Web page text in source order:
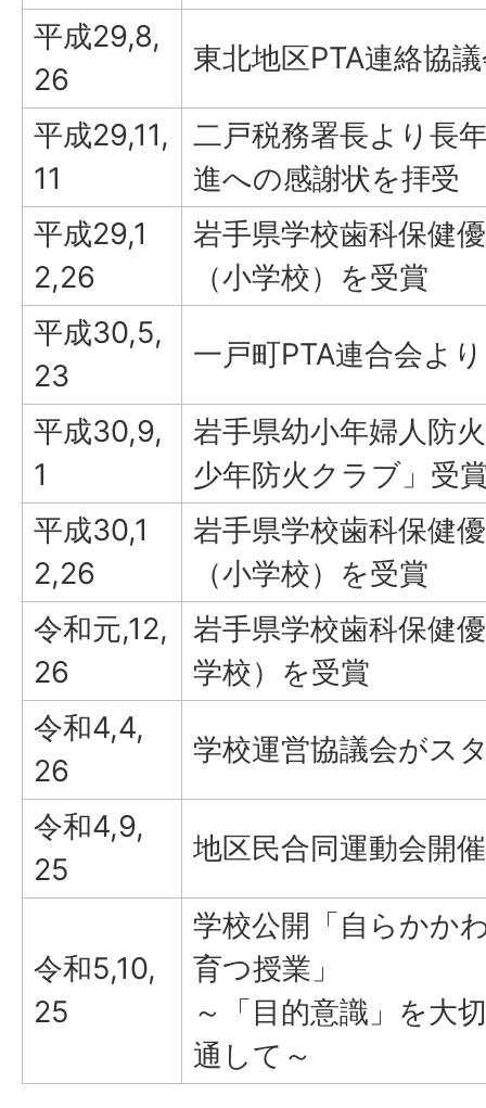
平成29,8,
26
東北地区PTA連絡協
平成29,11,
11
二戸税務署長より長
進への感謝状を拝受
平成29,1
2,26
岩手県学校歯科保健
（小学校）を受賞
平成30,5,
23
一戸町PTA連合会よ
平成30,9,
1
岩手県幼小年婦人防
少年防火クラブ」受
平成30,1
2,26
岩手県学校歯科保健
（小学校）を受賞
令和元,12,
26
岩手県学校歯科保健
学校）を受賞
令和4,4,
26
学校運営協議会がス
令和4,9,
25
地区民合同運動会開催
令和5,10,
25
学校公開「自らかか
育つ授業」
～「目的意識」を大
通して～